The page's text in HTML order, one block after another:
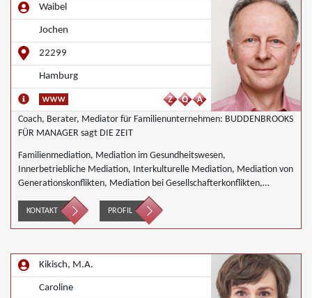
Waibel
Jochen
22299
Hamburg
Coach, Berater, Mediator für Familienunternehmen: BUDDENBROOKS
FÜR MANAGER sagt DIE ZEIT
Familienmediation, Mediation im Gesundheitswesen,
Innerbetriebliche Mediation, Interkulturelle Mediation, Mediation von
Generationskonflikten, Mediation bei Gesellschafterkonflikten,
Mediation bei Team- und Gruppenkonflikten, Mediation von
Unternehmensnachfolgen, Landwirtschaft Forstwirtschaft Agrar,
Wirtschaftsmediation
KONTAKT PROFIL
Kikisch, M.A.
Caroline